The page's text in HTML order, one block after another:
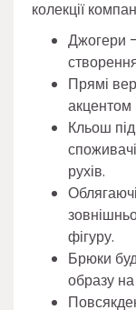
колекції
Джогери
Прямі
акцентом
Кльош
рухів.
фігуру.
Брюки
образу